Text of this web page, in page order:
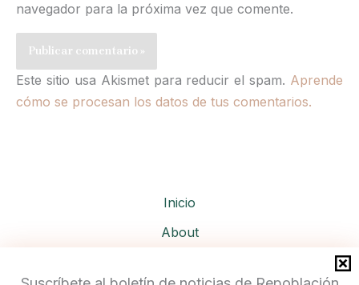
navegador para la próxima vez que comente.
Este sitio usa Akismet para reducir el spam. Aprende
cómo se procesan los datos de tus comentarios.
Inicio
About